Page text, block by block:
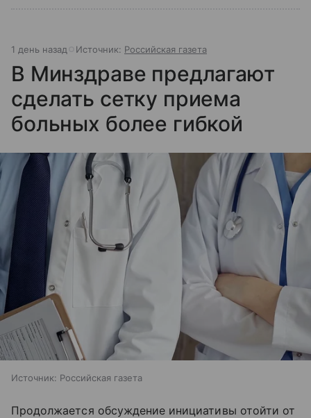
1 день назад Источник: Российская газета
В Минздраве предлагают
сделать сетку приема
больных более гибкой
Источник: Российская газета
Продолжается обсуждение инициативы отойти от